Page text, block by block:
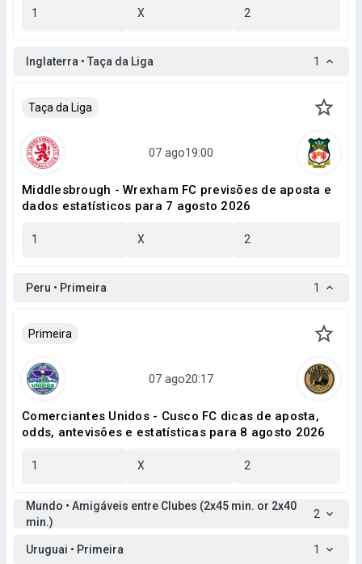
1 X 2
Inglaterra • Taça da Liga 1
Taça da Liga
Middlesbrough - Wrexham FC previsões de aposta e
dados estatísticos para 7 agosto 2026
1 X 2
Peru • Primeira 1
Primeira
Comerciantes Unidos - Cusco FC dicas de aposta,
odds, antevisões e estatísticas para 8 agosto 2026
1 X 2
Mundo • Amigáveis entre Clubes (2x45 min. or 2x40
min.)
2
Uruguai • Primeira 1